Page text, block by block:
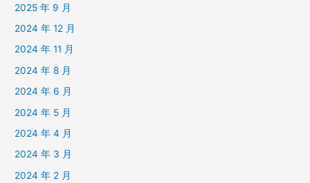
2025 年 9 月
2024 年 12 月
2024 年 11 月
2024 年 8 月
2024 年 6 月
2024 年 5 月
2024 年 4 月
2024 年 3 月
2024 年 2 月